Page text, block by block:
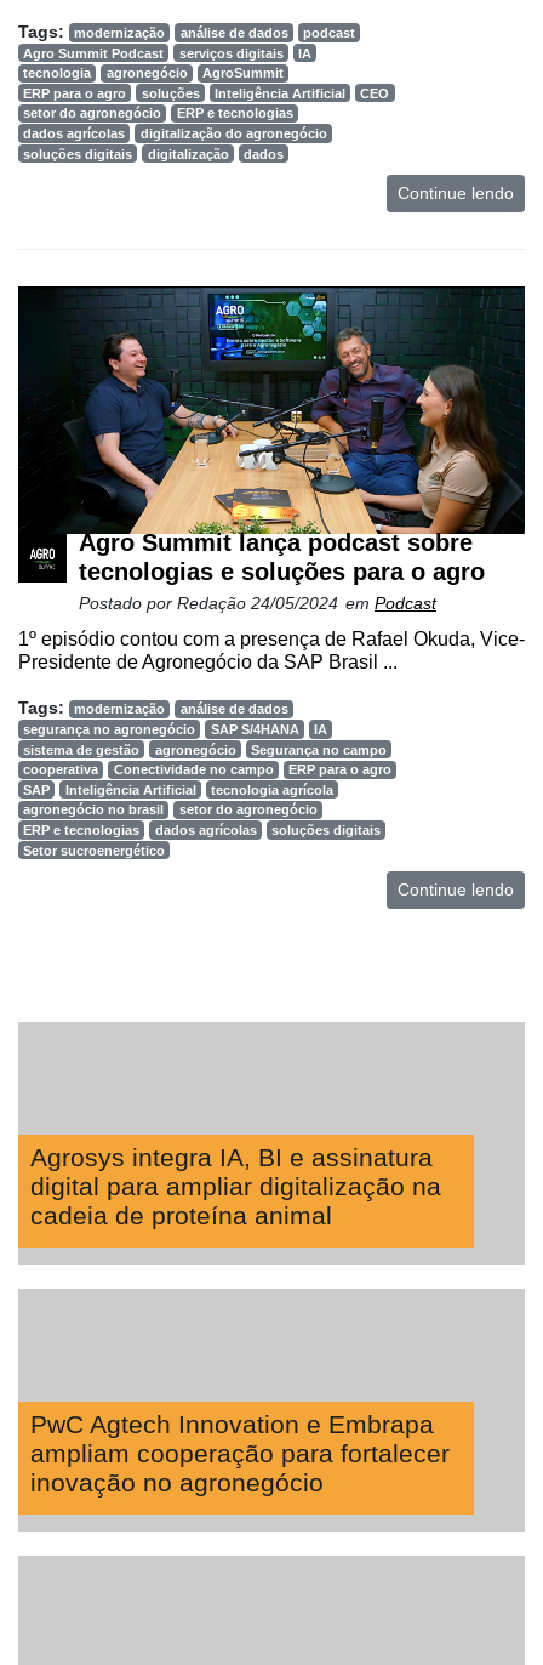
Tags: modernização análise de dados
podcast
Agro Summit Podcast
serviços digitais
IA
tecnologia
agronegócio
AgroSummit
ERP para o agro
soluções Inteligência Artificial
CEO
setor do agronegócio
ERP e tecnologias
dados agrícolas
digitalização do agronegócio
soluções digitais
digitalização dados
Continue lendo
Agro Summit lança podcast sobre
tecnologias e soluções para o agro
Postado por Redação 24/05/2024 em Podcast
1º episódio contou com a presença de Rafael Okuda, Vice-
Presidente de Agronegócio da SAP Brasil ...
Tags: modernização
análise de dados
segurança no agronegócio
SAP S/4HANA
IA
sistema de gestão
agronegócio
Segurança no campo
cooperativa
Conectividade no campo
ERP para o agro
SAP
Inteligência Artificial
tecnologia agrícola
agronegócio no brasil
setor do agronegócio
ERP e tecnologias
dados agrícolas
soluções digitais
Setor sucroenergético
Continue lendo
Agrosys integra IA, BI e assinatura
digital para ampliar digitalização na
cadeia de proteína animal
PwC Agtech Innovation e Embrapa
ampliam cooperação para fortalecer
inovação no agronegócio